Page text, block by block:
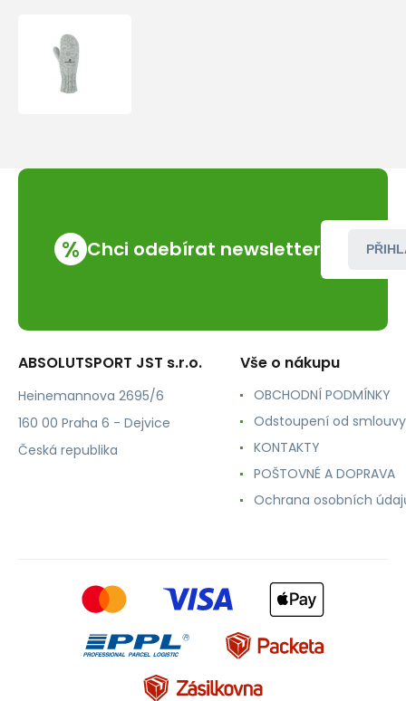
% Chci odebírat newsletter
ABSOLUTSPORT JST s.r.o.
Heinemannova 2695/6
160 00 Praha 6 - Dejvice
Česká republika
Vše o nákupu
OBCHODNÍ PODMÍNKY
Odstoupení od smlouvy
KONTAKTY
POŠTOVNÉ A DOPRAVA
Ochrana osobních